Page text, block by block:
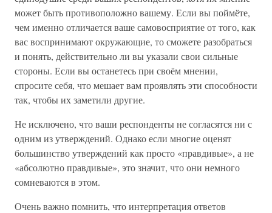
может быть противоположно вашему. Если вы поймёте,
чем именно отличается ваше самовосприятие от того, как
вас воспринимают окружающие, то сможете разобраться
и понять, действительно ли вы указали свои сильные
стороны. Если вы останетесь при своём мнении,
спросите себя, что мешает вам проявлять эти способности
так, чтобы их заметили другие.
Не исключено, что ваши респонденты не согласятся ни с
одним из утверждений. Однако если многие оценят
большинство утверждений как просто «правдивые», а не
«абсолютно правдивые», это значит, что они немного
сомневаются в этом.
Очень важно помнить, что интерпретация ответов